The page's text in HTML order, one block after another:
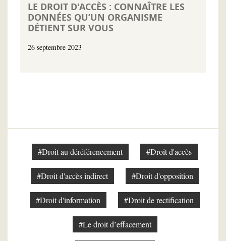
LE DROIT D'ACCÈS : CONNAÎTRE LES
DONNÉES QU’UN ORGANISME
DÉTIENT SUR VOUS
26 septembre 2023
#Droit au déréférencement #Droit d'accès
#Droit d'accès indirect #Droit d'opposition
#Droit d'information #Droit de rectification
#Le droit d’effacement